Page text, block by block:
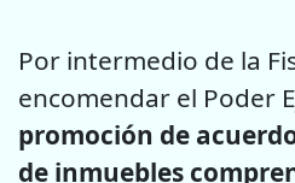
Por intermedio de la
encomendar el Poder
promoción de
de inmuebles